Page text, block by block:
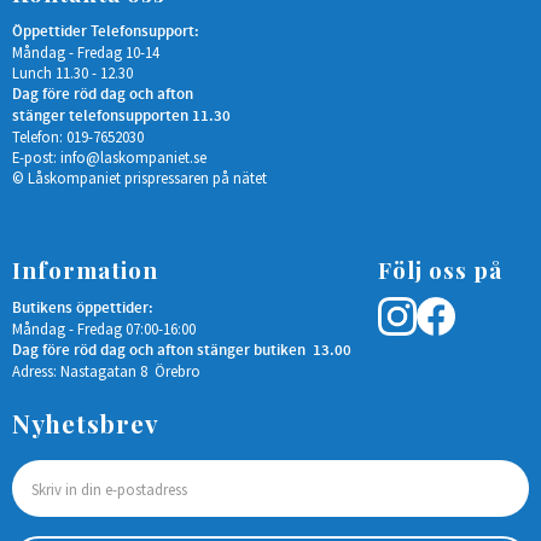
Öppettider Telefonsupport:
Måndag - Fredag 10-14
Lunch 11.30 - 12.30
Dag före röd dag och afton
stänger telefonsupporten 11.30
Telefon: 019-7652030
E-post: info@laskompaniet.se
© Låskompaniet prispressaren på nätet
Information
Butikens öppettider:
Måndag - Fredag 07:00-16:00
Dag före röd dag och afton stänger butiken 13.00
Adress: Nastagatan 8 Örebro
Följ oss på
Nyhetsbrev